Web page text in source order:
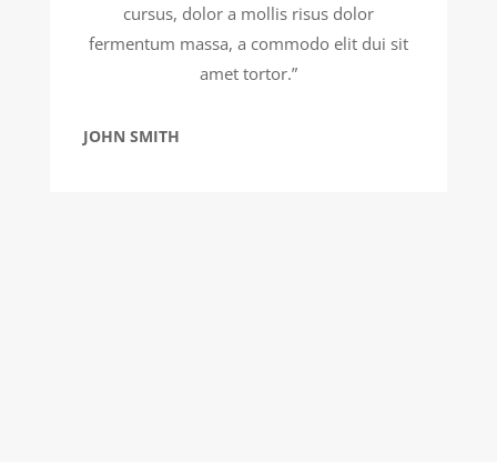
cursus, dolor a mollis risus dolor
fermentum massa, a commodo elit dui sit
amet tortor.”
JOHN SMITH